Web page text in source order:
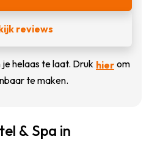
reviews
helaas te laat. Druk hier om
te maken.
& Spa in